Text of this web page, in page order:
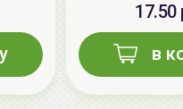
17.50
в